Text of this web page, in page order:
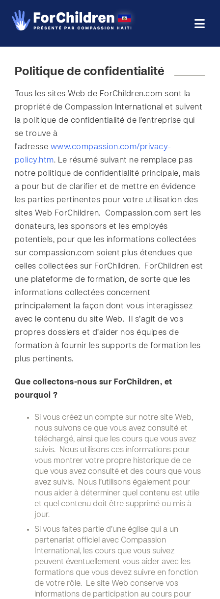
Politique de confidentialité
Tous les sites Web de ForChildren.com sont la
propriété de Compassion International et suivent
la politique de confidentialité de l’entreprise qui
se trouve à
l'adresse www.compassion.com/privacy-
policy.htm. Le résumé suivant ne remplace pas
notre politique de confidentialité principale, mais
a pour but de clarifier et de mettre en évidence
les parties pertinentes pour votre utilisation des
sites Web ForChildren. Compassion.com sert les
donateurs, les sponsors et les employés
potentiels, pour que les informations collectées
sur compassion.com soient plus étendues que
celles collectées sur ForChildren. ForChildren est
une plateforme de formation, de sorte que les
informations collectées concernent
principalement la façon dont vous interagissez
avec le contenu du site Web. Il s’agit de vos
propres dossiers et d’aider nos équipes de
formation à fournir les supports de formation les
plus pertinents.
Que collectons-nous sur ForChildren, et
pourquoi ?
Si vous créez un compte sur notre site Web,
nous suivons ce que vous avez consulté et
téléchargé, ainsi que les cours que vous avez
suivis. Nous utilisons ces informations pour
vous montrer votre propre historique de ce
que vous avez consulté et des cours que vous
avez suivis. Nous l’utilisons également pour
nous aider à déterminer quel contenu est utile
et quel contenu doit être supprimé ou mis à
jour.
Si vous faites partie d’une église qui a un
partenariat officiel avec Compassion
International, les cours que vous suivez
peuvent éventuellement vous aider avec les
formations que vous devez suivre en fonction
de votre rôle. Le site Web conserve vos
informations de participation au cours pour